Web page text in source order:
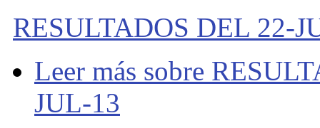
RESULTADOS DEL 22-
Leer más sobre
JUL-13